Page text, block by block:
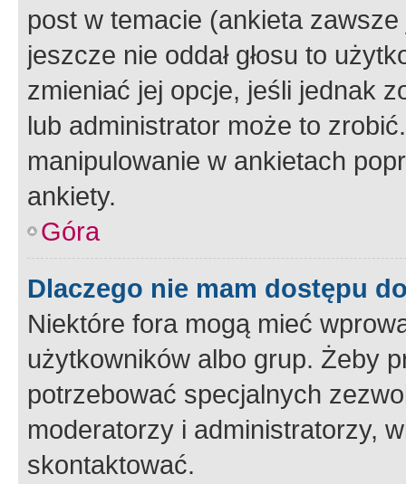
post w temacie (ankieta
jeszcze nie oddał głosu to
zmieniać jej opcje, jeśli jednak
lub administrator może to
manipulowanie w ankietach
ankiety.
Góra
Dlaczego nie mam dostępu
Niektóre fora mogą mieć
użytkowników albo grup. Żeby
potrzebować specjalnych
moderatorzy i administratorzy,
skontaktować.